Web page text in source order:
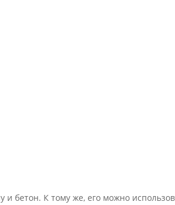
бетон. К тому же, его можно